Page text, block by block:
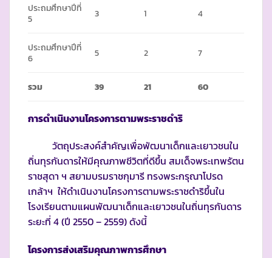
ประถมศึกษาปีที่
5
3 1 4
ประถมศึกษาปีที่
6
5 2 7
รวม 39 21 60
การดำเนินงานโครงการตามพระราชดำริ
วัตถุประสงค์สำคัญเพื่อพัฒนาเด็กและเยาวชนใน
ถิ่นทุรกันดารให้มีคุณภาพชีวิตที่ดีขึ้น สมเด็จพระเทพรัตน
ราชสุดา ฯ สยามบรมราชกุมารี ทรงพระกรุณาโปรด
เกล้าฯ ให้ดำเนินงานโครงการตามพระราชดำริขึ้นใน
โรงเรียนตามแผนพัฒนาเด็กและเยาวชนในถิ่นทุรกันดาร
ระยะที่ 4 (ปี 2550 – 2559) ดังนี้
โครงการส่งเสริมคุณภาพการศึกษา